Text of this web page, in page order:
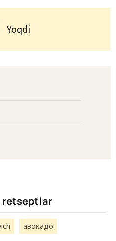
Yoqdi
retseptlar
авокадо